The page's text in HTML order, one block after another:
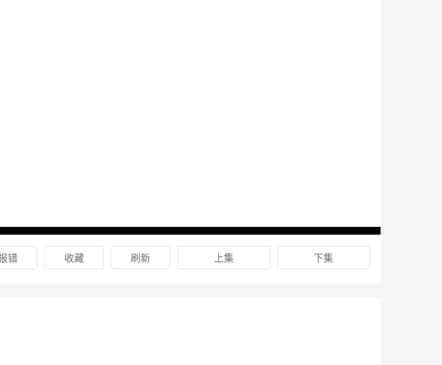
错 收藏 刷新 上集 下集